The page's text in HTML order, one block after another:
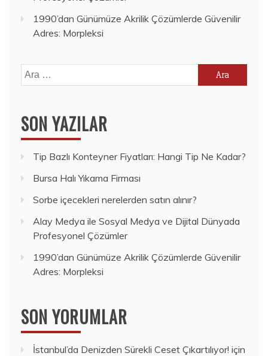
1990’dan Günümüze Akrilik Çözümlerde Güvenilir
Adres: Morpleksi
Arama:
SON YAZILAR
Tip Bazlı Konteyner Fiyatları: Hangi Tip Ne Kadar?
Bursa Halı Yıkama Firması
Sorbe içecekleri nerelerden satın alınır?
Alay Medya ile Sosyal Medya ve Dijital Dünyada
Profesyonel Çözümler
1990’dan Günümüze Akrilik Çözümlerde Güvenilir
Adres: Morpleksi
SON YORUMLAR
İstanbul’da Denizden Sürekli Ceset Çıkartılıyor! için